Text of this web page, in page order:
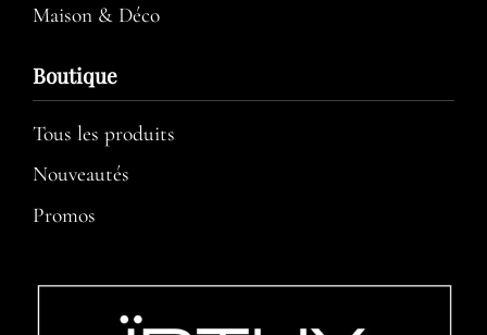
Maison & Déco
Boutique
Tous les produits
Nouveautés
Promos